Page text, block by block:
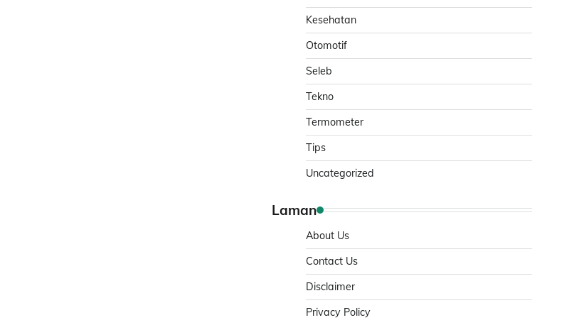
Kesehatan
Otomotif
Seleb
Tekno
Termometer
Tips
Uncategorized
Laman
About Us
Contact Us
Disclaimer
Privacy Policy